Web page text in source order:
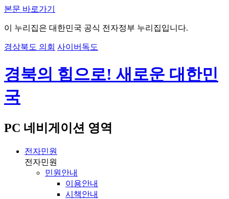
본문 바로가기
이 누리집은 대한민국 공식 전자정부 누리집입니다.
경상북도 의회 사이버독도
경북의 힘으로! 새로운 대한민
국
PC 네비게이션 영역
전자민원
전자민원
민원안내
이용안내
시책안내